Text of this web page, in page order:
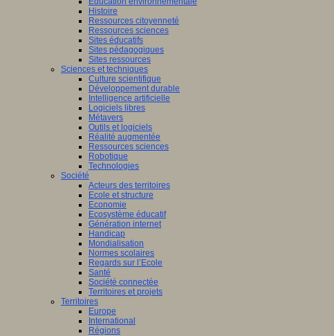
Histoire
Ressources citoyenneté
Ressources sciences
Sites éducatifs
Sites pédagogiques
Sites ressources
Sciences et techniques
Culture scientifique
Développement durable
Intelligence artificielle
Logiciels libres
Métavers
Outils et logiciels
Réalité augmentée
Ressources sciences
Robotique
Technologies
Société
Acteurs des territoires
Ecole et structure
Economie
Ecosystème éducatif
Génération internet
Handicap
Mondialisation
Normes scolaires
Regards sur l’Ecole
Santé
Société connectée
Territoires et projets
Territoires
Europe
International
Régions